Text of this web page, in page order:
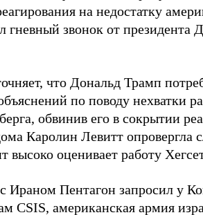
на недостатку
гневный звонок от президента
что Дональд Трамп
по поводу нехватки
обвинив его в сокрытии
Каролин Левитт опровергла
высоко оценивает работу
Ираном Пентагон запросил у
CSIS, американская армия